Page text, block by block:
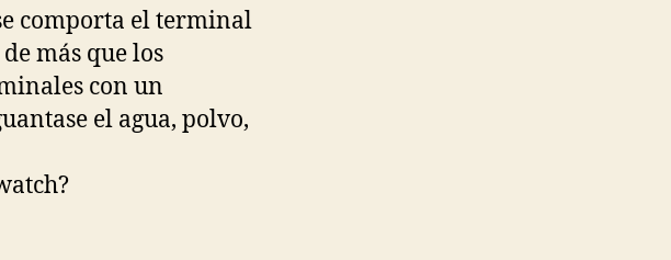
comporta el terminal
más que los
con un
el agua, polvo,